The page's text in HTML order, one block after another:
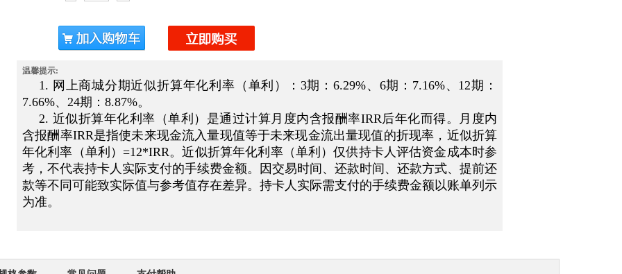
温馨提示:
1. 网上商城分期近似折算年化利率（单利）：3期：6.29%、6期：7.16%、12期：
7.66%、24期：8.87%。
2. 近似折算年化利率（单利）是通过计算月度内含报酬率IRR后年化而得。月度内
含报酬率IRR是指使未来现金流入量现值等于未来现金流出量现值的折现率，近似折算
年化利率（单利）=12*IRR。近似折算年化利率（单利）仅供持卡人评估资金成本时参
考，不代表持卡人实际支付的手续费金额。因交易时间、还款时间、还款方式、提前还
款等不同可能致实际值与参考值存在差异。持卡人实际需支付的手续费金额以账单列示
为准。